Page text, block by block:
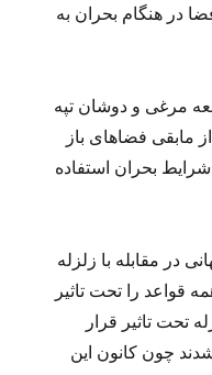
در هنگام بحران به
مرغی و دوشان تپه
مابقی فضاهای باز
بحران استفاده
در مقابله با زلزله
قواعد را تحت تاثیر
زلزله تحت تاثیر قرار
شدند چون کانون این